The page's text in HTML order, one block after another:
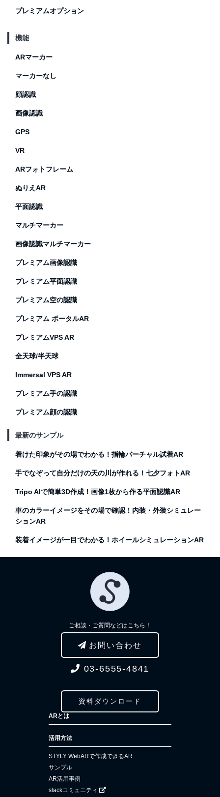
プレミアムオプション
機能
ARマーカー
マーカーなし
顔認識
画像認識
GPS
VR
ARフォトフレーム
ぬりえAR
平面認識
マルチマーカー
画像認識マルチマーカー
プレミアム画像認識
プレミアム平面認識
プレミアム空の認識
プレミアム ポータルAR
プレミアムVPS AR
全天球/半天球
Immersal VPS AR
プレミアム手の認識
プレミアム顔の認識
最新のサンプル
着けた印象がその場でわかる！指輪バーチャル試着AR
手でなぞって自分だけの天の川が作れる！七夕フォトAR
Tripo AIで簡単3D作成！画像1枚から作る平面認識AR
車のカラーイメージをその場で確認！内装・外装シミュレー
ションAR
装着イメージが一目でわかる！ホイールシミュレーションAR
ご相談・ご質問などはこちら！
お問い合わせ
03-6555-4841
資料ダウンロード
ARとは
活用方法
STYLY WebARで作成できるAR
サンプル
AR活用事例
slackコミュニティ